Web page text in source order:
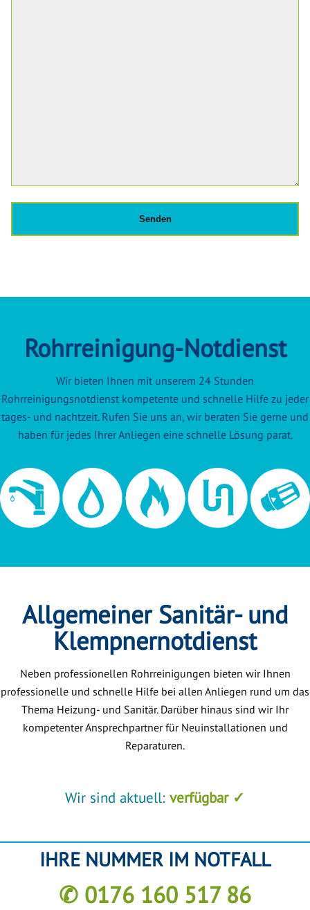
Rohrreinigung-Notdienst
Wir bieten Ihnen mit unserem 24 Stunden
Rohrreinigungsnotdienst kompetente und schnelle Hilfe zu jeder
tages- und nachtzeit. Rufen Sie uns an, wir beraten Sie gerne und
haben für jedes Ihrer Anliegen eine schnelle Lösung parat.
Allgemeiner Sanitär- und
Klempnernotdienst
Neben professionellen Rohrreinigungen bieten wir Ihnen
professionelle und schnelle Hilfe bei allen Anliegen rund um das
Thema Heizung- und Sanitär. Darüber hinaus sind wir Ihr
kompetenter Ansprechpartner für Neuinstallationen und
Reparaturen.
Wir sind aktuell: verfügbar ✓
IHRE NUMMER IM NOTFALL
✆ 0176 160 517 86